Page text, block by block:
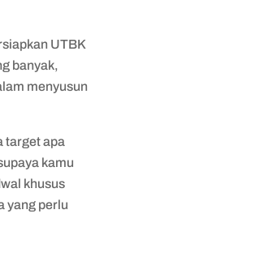
UTBK
banyak,
menyusun
target apa
kamu
khusus
yang perlu